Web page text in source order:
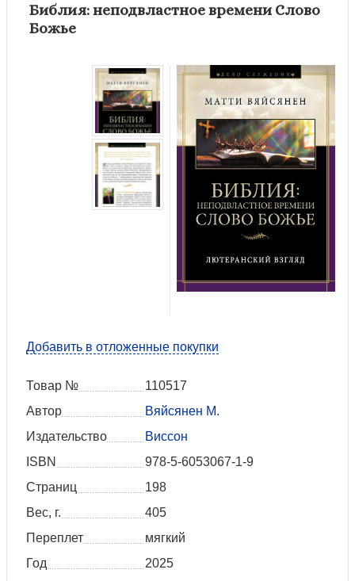
Библия: неподвластное времени Слово
Божье
Добавить в отложенные покупки
Товар №
110517
Автор
Вяйсянен М.
Издательство
Виссон
ISBN
978-5-6053067-1-9
Страниц
198
Вес, г.
405
Переплет
мягкий
Год
2025